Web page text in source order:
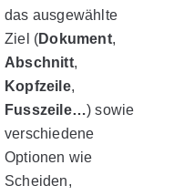
das ausgewählte
Ziel (Dokument,
Abschnitt,
Kopfzeile,
Fusszeile…) sowie
verschiedene
Optionen wie
Scheiden,